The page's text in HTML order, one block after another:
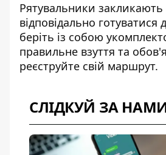
Рятувальники закликають
відповідально готуватися
беріть із собою
правильне взуття та
реєструйте свій маршрут.
СЛІДКУЙ ЗА НАМИ